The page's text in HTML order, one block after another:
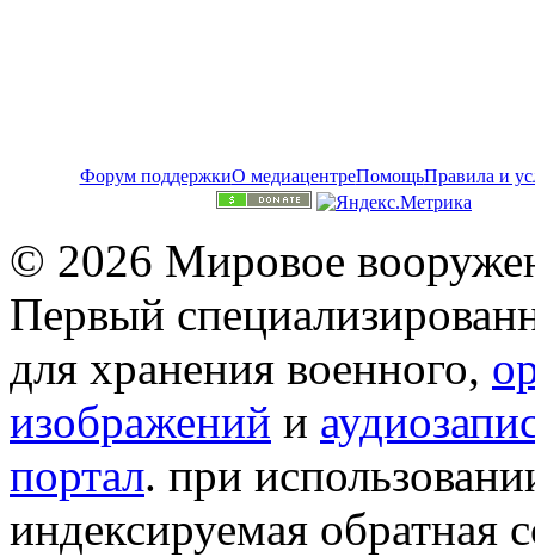
Форум поддержкиО медиацентреПомощьПравила и
© 2026 Мировое
Первый
для хранения военного,
изображений и
портал. при
индексируемая обратная